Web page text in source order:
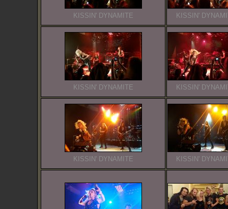
KISSIN' DYNAMITE KISSIN'
KISSIN' DYNAMITE KISSIN'
KISSIN' DYNAMITE KISSIN'